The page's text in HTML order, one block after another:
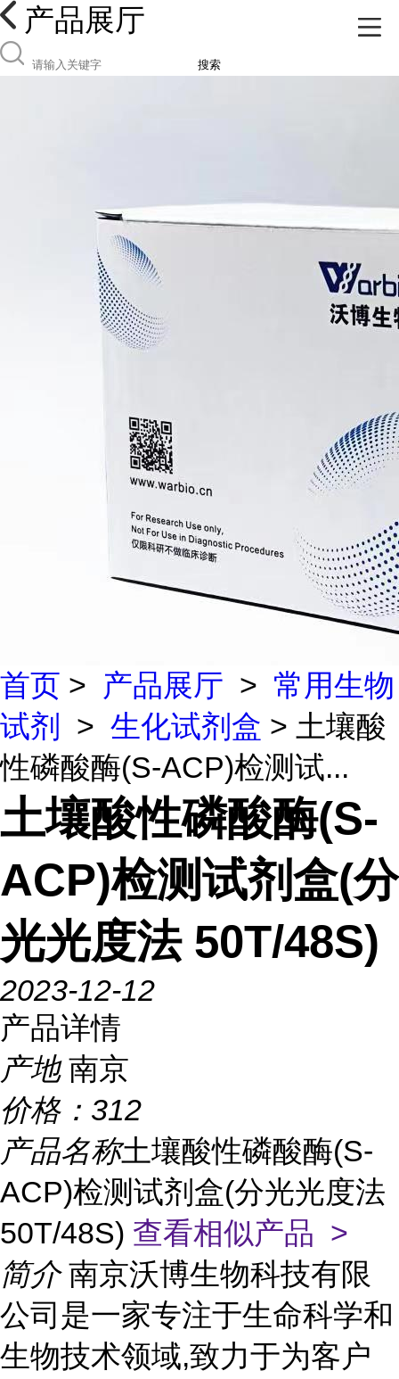
产品展厅
搜索
首页 > 产品展厅 > 常用生物
试剂 > 生化试剂盒 > 土壤酸
性磷酸酶(S-ACP)检测试...
土壤酸性磷酸酶(S-
ACP)检测试剂盒(分
光光度法 50T/48S)
2023-12-12
产品详情
产地 南京
价格： 312
产品名称土壤酸性磷酸酶(S-
ACP)检测试剂盒(分光光度法
50T/48S) 查看相似产品 >
简介 南京沃博生物科技有限
公司是一家专注于生命科学和
生物技术领域,致力于为客户